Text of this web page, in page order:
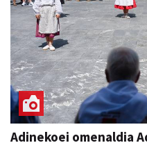
Adinekoei omenaldia